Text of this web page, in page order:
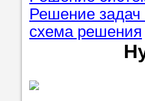
Решение
схема решения